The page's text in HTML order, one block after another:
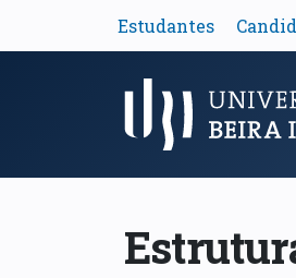
Estudantes
Menu